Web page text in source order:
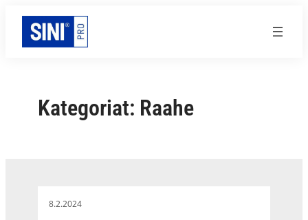
Siirry
sisältöön
Kategoriat: Raahe
8.2.2024